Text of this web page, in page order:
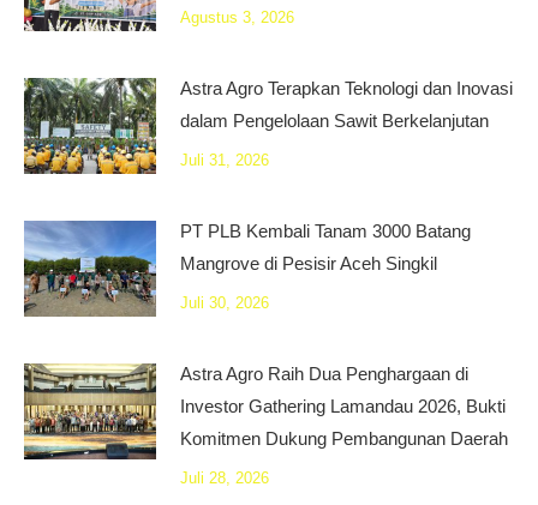
Agustus 3, 2026
Astra Agro Terapkan Teknologi dan Inovasi
dalam Pengelolaan Sawit Berkelanjutan
Juli 31, 2026
PT PLB Kembali Tanam 3000 Batang
Mangrove di Pesisir Aceh Singkil
Juli 30, 2026
Astra Agro Raih Dua Penghargaan di
Investor Gathering Lamandau 2026, Bukti
Komitmen Dukung Pembangunan Daerah
Juli 28, 2026